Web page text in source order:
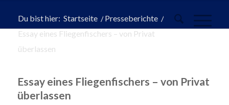
Du bist hier: Startseite / Presseberichte /
Essay eines Fliegenfischers – von Privat
überlassen
Essay eines Fliegenfischers – von Privat
überlassen